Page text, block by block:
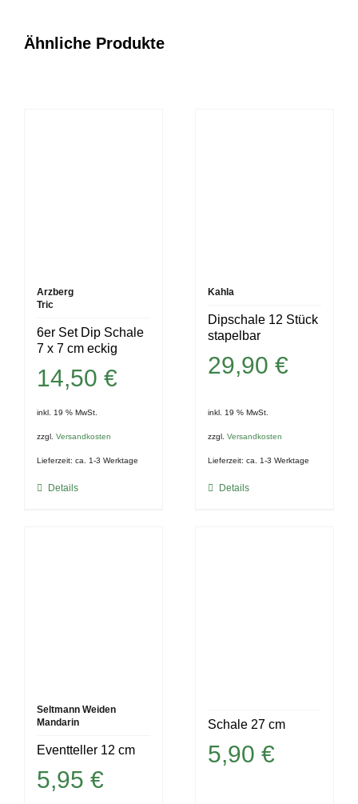
Ähnliche Produkte
Arzberg
Tric
6er Set Dip Schale
7 x 7 cm eckig
14,50 €
inkl. 19 % MwSt.
zzgl. Versandkosten
Lieferzeit: ca. 1-3 Werktage
Details
Kahla
Dipschale 12 Stück
stapelbar
29,90€
inkl. 19 % MwSt.
zzgl.Versandkosten
Lieferzeit:ca. 1-3 Werktage
Details
Seltmann Weiden
Mandarin
Eventteller 12 cm
5,95 €
Schale 27 cm
5,90€